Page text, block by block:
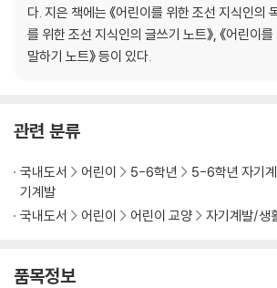
다. 지은 책에는 《어린이를 위한 조선 지식인의
를 위한 조선 지식인의 글쓰기 노트》, 《어린이
말하기 노트》 등이 있다.
관련 분류
국내도서 어린이 5-6학년 5-6학년 자기
기계발
국내도서
어린이 어린이 교양 자기계발/생
품목정보